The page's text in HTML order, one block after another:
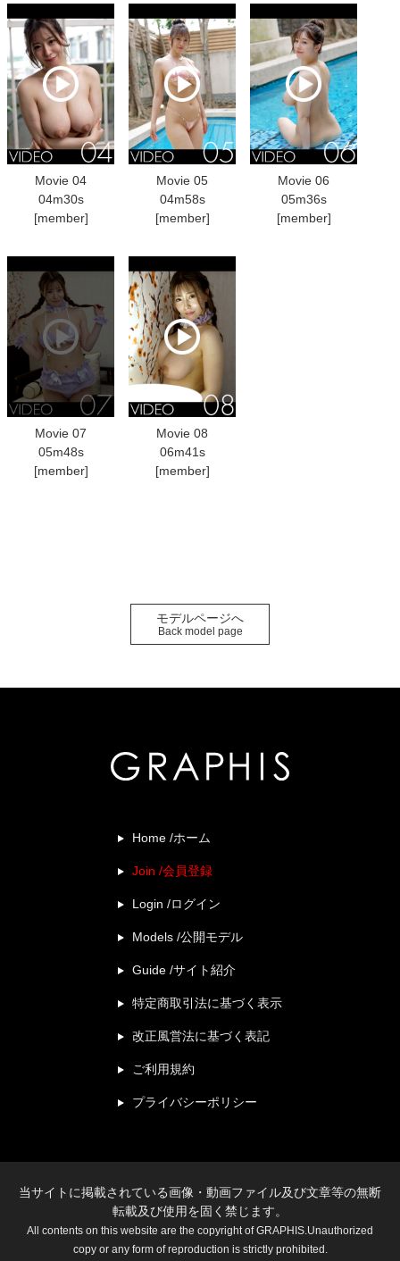
Movie 04
04m30s
[member]
Movie 05
04m58s
[member]
Movie 06
05m36s
[member]
Movie 07
05m48s
[member]
Movie 08
06m41s
[member]
モデルページへ
Back model page
Home /ホーム
Join /会員登録
Login /ログイン
Models /公開モデル
Guide /サイト紹介
特定商取引法に基づく表示
改正風営法に基づく表記
ご利用規約
プライバシーポリシー
当サイトに掲載されている画像・動画ファイル及び文章等の無断
転載及び使用を固く禁じます。
All contents on this website are the copyright of GRAPHIS.Unauthorized
copy or any form of reproduction is strictly prohibited.